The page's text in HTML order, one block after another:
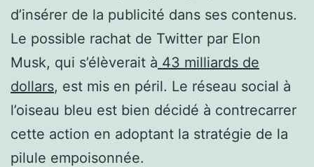
d’insérer de la publicité dans ses contenus.
Le possible rachat de Twitter par Elon
Musk, qui s’élèverait à 43 milliards de
dollars, est mis en péril. Le réseau social à
l’oiseau bleu est bien décidé à contrecarrer
cette action en adoptant la stratégie de la
pilule empoisonnée.